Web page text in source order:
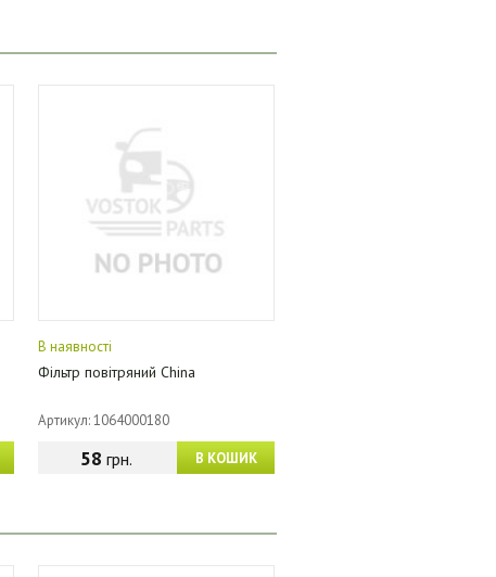
В наявності
Фільтр повітряний China
Артикул: 1064000180
В КОШИК
58 грн.